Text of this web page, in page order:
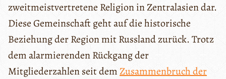
zweitmeistvertretene Religion in Zentralasien dar.
Diese Gemeinschaft geht auf die historische
Beziehung der Region mit Russland zurück. Trotz
dem alarmierenden Rückgang der
Mitgliederzahlen seit demZusammenbruch der